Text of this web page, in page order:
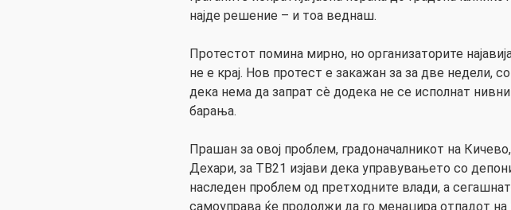
најде решение – и тоа веднаш.
Протестот помина мирно, но организаторите
не е крај. Нов протест е закажан за за две недели,
дека нема да запрат сè додека не се исполнат
барања.
Прашан за овој проблем, градоначалникот на
Дехари, за ТВ21 изјави дека управувањето со
наследен проблем од претходните влади, а
самоуправа ќе продолжи да го менаџира отпадот на